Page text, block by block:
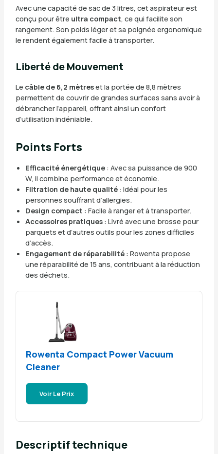
Avec une capacité de sac de 3 litres, cet aspirateur est
conçu pour être ultra compact, ce qui facilite son
rangement. Son poids léger et sa poignée ergonomique
le rendent également facile à transporter.
Liberté de Mouvement
Le câble de 6,2 mètreset la portée de 8,8 mètres
permettent de couvrir de grandes surfaces sans avoir à
débrancher l’appareil, offrant ainsi un confort
d’utilisation indéniable.
Points Forts
Efficacité énergétique: Avec sa puissance de 900
W, il combine performance et économie.
Filtration de haute qualité: Idéal pour les
personnes souffrant d’allergies.
Design compact : Facile à ranger et à transporter.
Accessoires pratiques: Livré avec une brosse pour
parquets et d’autres outils pour les zones difficiles
d’accès.
Engagement de réparabilité: Rowenta propose
une réparabilité de 15 ans, contribuant à la réduction
des déchets.
Rowenta Compact Power Vacuum
Cleaner
Voir Le Prix
Descriptif technique